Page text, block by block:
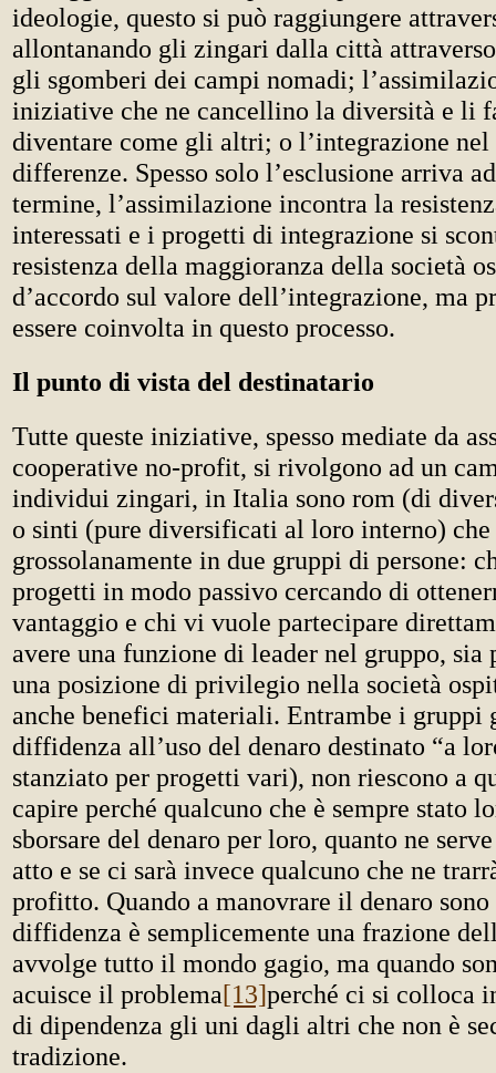
ideologie, questo si può raggiungere
allontanando gli zingari dalla città
gli sgomberi dei campi nomadi;
iniziative che ne cancellino la diversità e li
diventare come gli altri; o l’integrazione
differenze. Spesso solo l’esclusione arriva
termine, l’assimilazione incontra la
interessati e i progetti di integrazione si
resistenza della maggioranza della società
d’accordo sul valore dell’integrazione, ma
essere coinvolta in questo processo.
Il punto di vista del destinatario
Tutte queste iniziative, spesso mediate da
cooperative no-profit, si rivolgono ad un
individui zingari, in Italia sono rom (di
o sinti (pure diversificati al loro interno)
grossolanamente in due gruppi di persone:
progetti in modo passivo cercando di
vantaggio e chi vi vuole partecipare
avere una funzione di leader nel gruppo, sia
una posizione di privilegio nella società
anche benefici materiali. Entrambe i gruppi
diffidenza all’uso del denaro destinato “a
stanziato per progetti vari), non riescono a
capire perché qualcuno che è sempre stato
sborsare del denaro per loro, quanto ne
atto e se ci sarà invece qualcuno che ne
profitto. Quando a manovrare il denaro sono
diffidenza è semplicemente una frazione
avvolge tutto il mondo gagio, ma quando
acuisce il problema[13]perché ci si colloca
di dipendenza gli uni dagli altri che non è
tradizione.